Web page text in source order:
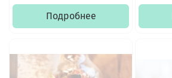
Подробнее